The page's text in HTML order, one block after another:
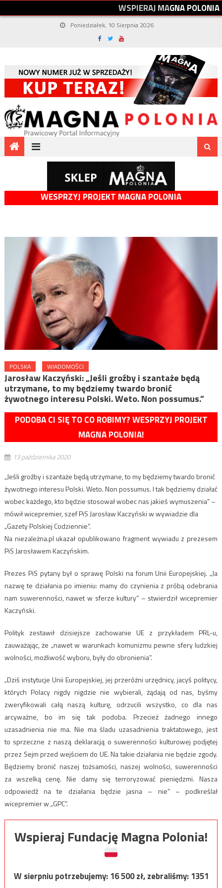
WSPIERAJMAGNAPOLONIA
Poniedziałek, 10 Sierpnia 2026
WESPRZYJ PROJEKT MAGNA POLONIA
POLSKA WIADOMOŚCI
Jarosław Kaczyński: „Jeśli groźby i szantaże będą
utrzymane, to my będziemy twardo bronić
żywotnego interesu Polski. Weto. Non possumus.”
PODOBA CI SIĘ TO CO ROBIMY? WESPRZYJ PROJEKT
MAGNA POLONIA!
13 października 2020
„Jeśli groźby i szantaże będą utrzymane, to my będziemy twardo bronić
żywotnego interesu Polski. Weto. Non possumus. I tak będziemy działać
wobec każdego, kto będzie stosował wobec nas jakieś wymuszenia” –
mówił wicepremier, szef PiS Jarosław Kaczyński w wywiadzie dla
„Gazety Polskiej Codziennie”.
Na niezależna.pl ukazał opublikowano fragment wywiadu z prezesem
PiS Jarosławem Kaczyńskim.
Prezes PiS pytany był o sprawę Polski na forum Unii Europejskiej. „Ja
nazwę te działania po imieniu: mamy do czynienia z próbą odebrania
nam suwerenności, nawet w sferze kultury” – stwierdził wicepremier
Kaczyński.
Polityk zestawił dzisiejsze zachowanie UE z przykładem PRL-u,
zauważając, że „nawet w warunkach komunizmu pewne sfery ludzkiej
wolności, możliwość wyboru, były do obronienia”.
„Dziś instytucje Unii Europejskiej, jej przeróżni urzędnicy, jacyś politycy,
których Polacy nigdy nigdzie nie wybierali, żądają od nas, byśmy
zweryfikowali całą naszą kulturę, odrzucili wszystko, co dla nas
arcyważne, bo im się tak podoba. Przecież żadnego innego
uzasadnienia nie ma. Nie ma śladu uzasadnienia traktatowego, jest
to sprzeczne z naszą deklaracją o suwerenności kulturowej podjętej
przez Sejm przed wejściem do UE. Na takie działania nie będzie zgody.
Będziemy bronić naszej tożsamości, naszej wolności, suwerenności
za wszelką cenę. Nie damy się terroryzować pieniędzmi. Nasza
odpowiedź na te działania będzie jasna – nie” – podkreślał
wicepremier w „GPC”.
Wspieraj Fundację Magna Polonia!
W sierpniu potrzebujemy:16 500zł, zebraliśmy:1351